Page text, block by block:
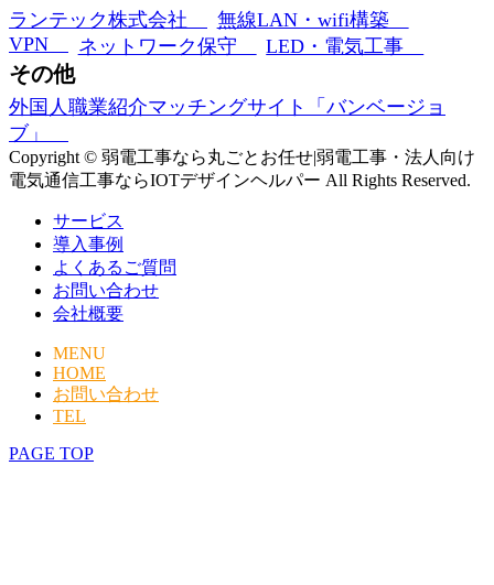
ランテック株式会社
無線LAN・wifi構築
VPN
ネットワーク保守 LED・電気工事
その他
外国人職業紹介マッチングサイト「バンベージョ
ブ」
Copyright © 弱電工事なら丸ごとお任せ|弱電工事・法人向け
電気通信工事ならIOTデザインヘルパー All Rights Reserved.
サービス
導入事例
よくあるご質問
お問い合わせ
会社概要
MENU
HOME
お問い合わせ
TEL
PAGE TOP